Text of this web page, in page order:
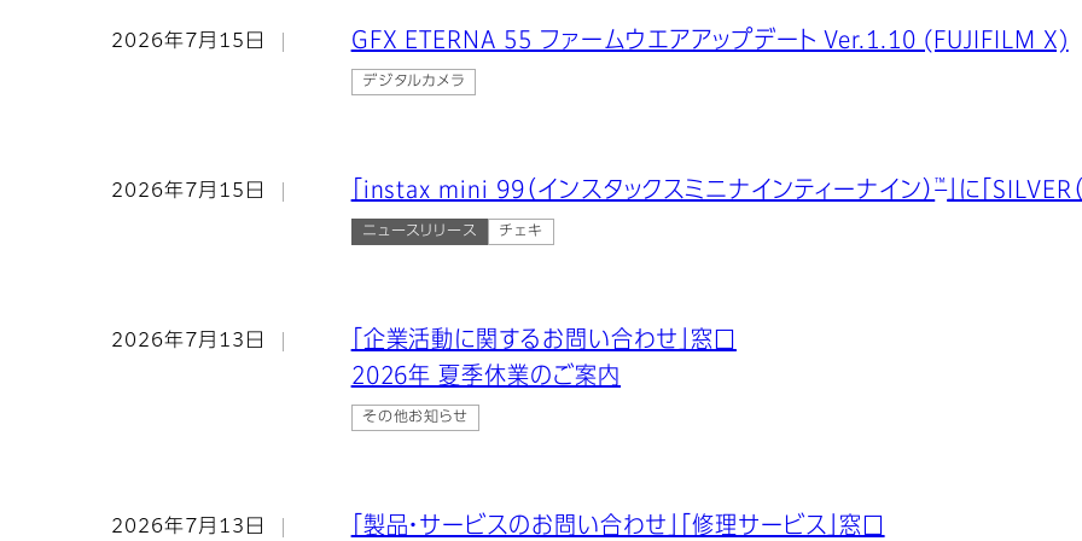
2026年7月15日 GFX ETERNA 55 ファームウエアアップデート Ver.1.10 (FUJIFILM X)
デジタルカメラ
2026年7月15日 「instax mini 99（インスタックスミニナインティーナイン）™」に「SILVER
ニュースリリース チェキ
2026年7月13日
「企業活動に関するお問い合わせ」窓口
2026年 夏季休業のご案内
その他お知らせ
2026年7月13日 「製品・サービスのお問い合わせ」「修理サービス」窓口